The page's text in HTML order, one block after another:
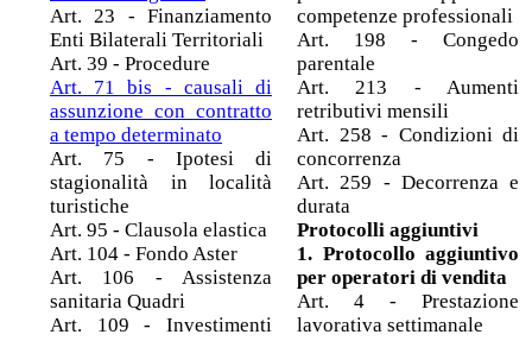
Art. 23 - Finanziamento
Enti Bilaterali Territoriali
Art. 39 - Procedure
Art. 71 bis - causali di
assunzione con contratto
a tempo determinato
Art. 75 - Ipotesi di
stagionalità in località
turistiche
Art. 95 - Clausola elastica
Art. 104 - Fondo Aster
Art. 106 - Assistenza
sanitaria Quadri
Art. 109 - Investimenti
competenze professionali
Art. 198 - Congedo
parentale
Art. 213 - Aumenti
retributivi mensili
Art. 258 - Condizioni di
concorrenza
Art. 259 - Decorrenza e
durata
Protocolli aggiuntivi
1. Protocollo aggiuntivo
per operatori di vendita
Art. 4 - Prestazione
lavorativa settimanale